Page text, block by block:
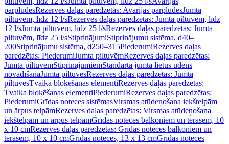
pārplūdesRezerves daļas paredzētas: Avārijas pārplūdesJumta
piltuvēm, līdz 12 l/sRezerves daļas paredzētas: Jumta piltuvēm, līdz
12 l/sJumta piltuvēm, līdz 25 l/sRezerves daļas paredzētas: Jumta
piltuvēm, līdz 25 l/sStiprinājumiStiprinājumu sistēma, d40–
200Stiprinājumu sistēma, d250–315PiederumiRezerves daļas
paredzētas: PiederumiJumta piltuvēmRezerves daļas paredzētas:
Jumta piltuvēmStiprinājumiemStandarta jumta lietus ūdens
novadīšanaJumta piltuvesRezerves daļas paredzētas: Jumta
piltuvesTvaika bloķēšanas elementiRezerves daļas paredzētas:
Tvaika bloķēšanas elementiPiederumiRezerves daļas paredzētas:
PiederumiGrīdas noteces sistēmasVirsmas atūdeņošana iekštelpām
un ārpus telpāmRezerves daļas paredzētas: Virsmas atūdeņošana
iekštelpām un ārpus telpāmGrīdas noteces balkoniem un terasēm, 10
x 10 cmRezerves daļas paredzētas: Grīdas noteces balkoniem un
terasēm, 10 x 10 cmGrīdas noteces, 13 x 13 cmGrīdas noteces